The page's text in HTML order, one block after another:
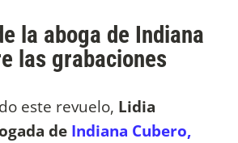
la aboga de Indiana
las grabaciones
este revuelo, Lidia
de Indiana Cubero,